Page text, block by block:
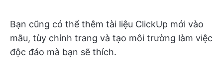
Bạn cũng có thể thêm tài liệu ClickUp mới vào
mẫu, tùy chỉnh trang và tạo môi trường làm việc
độc đáo mà bạn sẽ thích.